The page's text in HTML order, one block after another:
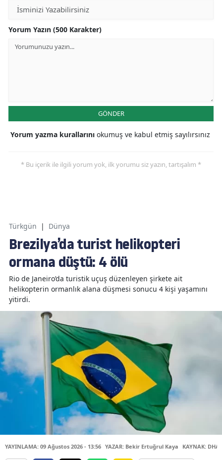
Yorum Yazın (500 Karakter)
GÖNDER
Yorum yazma kurallarını okumuş ve kabul etmiş sayılırsınız
* Bu içerik ile ilgili yorum yok, ilk yorumu siz yazın, tartışalım *
Türkgün | Dünya
Brezilya’da turist helikopteri
ormana düştü: 4 ölü
Rio de Janeiro’da turistik uçuş düzenleyen şirkete ait
helikopterin ormanlık alana düşmesi sonucu 4 kişi yaşamını
yitirdi.
YAYINLAMA: 09 Ağustos 2026 - 13:56 YAZAR: Bekir Ertuğrul Kaya KAYNAK: DHA